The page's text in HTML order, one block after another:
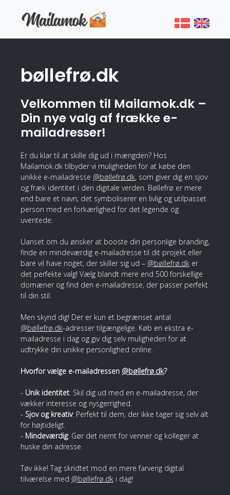
bøllefrø.dk
Velkommen til Mailamok.dk –
Din nye valg af frække e-
mailadresser!
Er du klar til at skille dig ud i mængden? Hos
Mailamok.dk tilbyder vi muligheden for at købe den
unikke e-mailadresse @bøllefrø.dk, som giver dig en sjov
og fræk identitet i den digitale verden. Bøllefrø er mere
end bare et navn; det symboliserer en livlig og utilpasset
person med en forkærlighed for det legende og
uventede.
Uanset om du ønsker at booste din personlige branding,
finde en mindeværdig e-mailadresse til dit projekt eller
bare vil have noget, der skiller sig ud – @bøllefrø.dk er
det perfekte valg! Vælg blandt mere end 500 forskellige
domæner og find den e-mailadresse, der passer perfekt
til din stil.
Men skynd dig! Der er kun et begrænset antal
@bøllefrø.dk-adresser tilgængelige. Køb en ekstra e-
mailadresse i dag og giv dig selv muligheden for at
udtrykke din unikke personlighed online.
Hvorfor vælge e-mailadressen @bøllefrø.dk?
- Unik identitet: Skil dig ud med en e-mailadresse, der
vækker interesse og nysgerrighed.
- Sjov og kreativ: Perfekt til dem, der ikke tager sig selv alt
for højtideligt.
- Mindeværdig: Gør det nemt for venner og kolleger at
huske din adresse.
Tøv ikke! Tag skridtet mod en mere farverig digital
tilværelse med @bøllefrø.dk i dag!